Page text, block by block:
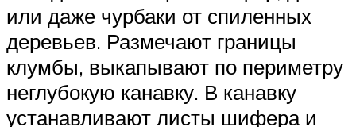
или даже чурбаки от спиленных
деревьев. Размечают границы
клумбы, выкапывают по периметру
неглубокую канавку. В канавку
устанавливают листы шифера и